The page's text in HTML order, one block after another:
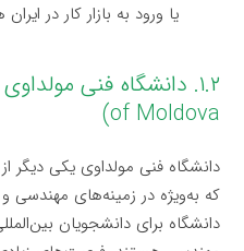
یا ورود به بازار کار در
of Moldova)
دانشگاه فنی مولداوی یکی دیگر
که به‌ویژه در زمینه‌های
دانشگاه برای دانشجویان